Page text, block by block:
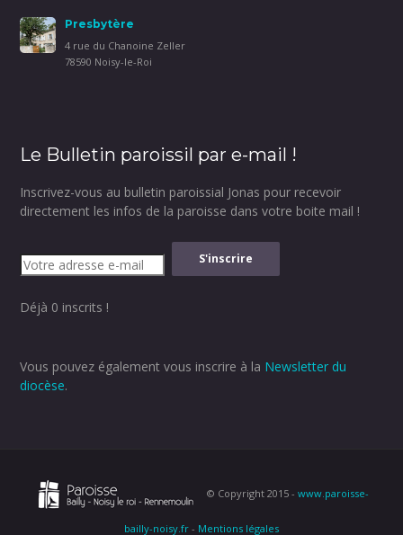
Presbytère
4 rue du Chanoine Zeller
78590 Noisy-le-Roi
Le Bulletin paroissil par e-mail !
Inscrivez-vous au bulletin paroissial Jonas pour recevoir
directement les infos de la paroisse dans votre boite mail !
Déjà 0 inscrits !
Vous pouvez également vous inscrire à la Newsletter du
diocèse.
© Copyright 2015 - www.paroisse-
bailly-noisy.fr - Mentions légales